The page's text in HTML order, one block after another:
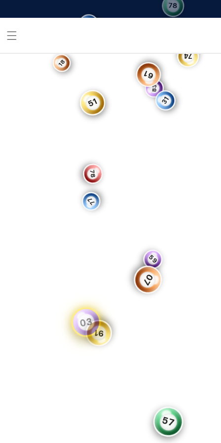
78
83
31
51
91
18
59
61
57
74
78
77
07
03